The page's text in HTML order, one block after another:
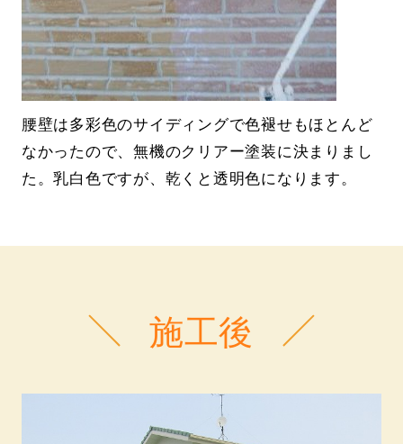
腰壁は多彩色のサイディングで色褪せもほとんど
なかったので、無機のクリアー塗装に決まりまし
た。乳白色ですが、乾くと透明色になります。
施工後